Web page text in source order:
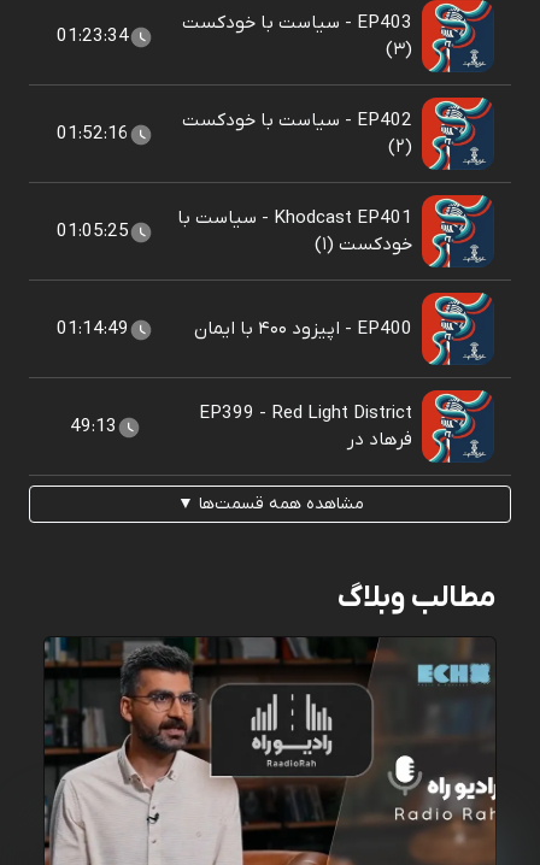
EP403 - سیاست با خودکست
(۳)
01:23:34
EP402 - سیاست با خودکست
(۲)
01:52:16
Khodcast EP401 - سیاست با
خودکست (۱)
01:05:25
EP400 - اپیزود ۴۰۰ با ایمان 01:14:49
EP399 - Red Light District
فرهاد در
49:13
مشاهده همه قسمت‌ها ▼
مطالب وبلاگ